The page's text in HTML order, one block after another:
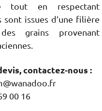
tout en respectant
sont issues d’une filière
grains provenant
contactez-nous :
00 16